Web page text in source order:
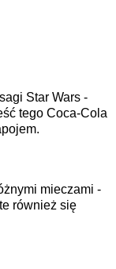
Star Wars -
tego Coca-Cola
mieczami -
również się